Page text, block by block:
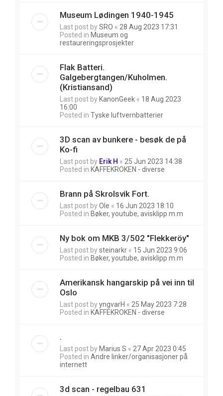
Museum Lødingen 1940-1945
Last post bySRO « 28 Aug 2023 17:31
Posted in Museum og
restaureringsprosjekter
Flak Batteri.
Galgebergtangen/Kuholmen.
(Kristiansand)
Last post by KanonGeek « 18 Aug 2023
16:00
Posted in Tyske luftvernbatterier
3D scan av bunkere - besøk de på
Ko-fi
Last post by Erik H « 25 Jun 2023 14:38
Posted in KAFFEKROKEN - diverse
Brann på Skrolsvik Fort.
Last post byOle « 16 Jun 2023 18:10
Posted in Bøker, youtube, avisklipp m.m
Ny bok om MKB 3/502 "Flekkeröy"
Last post bysteinarkr « 15 Jun 2023 9:06
Posted in Bøker, youtube, avisklipp m.m
Amerikansk hangarskip på vei inn til
Oslo
Last post byyngvarH « 25 May 2023 7:28
Posted in KAFFEKROKEN - diverse
.
Last post by Marius S « 27 Apr 2023 0:45
Posted in Andre linker/organisasjoner på
internett
3d scan - regelbau 631